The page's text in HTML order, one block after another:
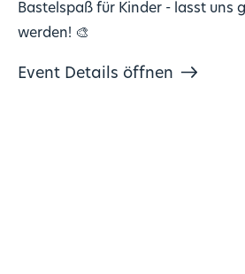
Bastelspaß für Kinder - lasst uns
werden! 🎨
Event Details öffnen